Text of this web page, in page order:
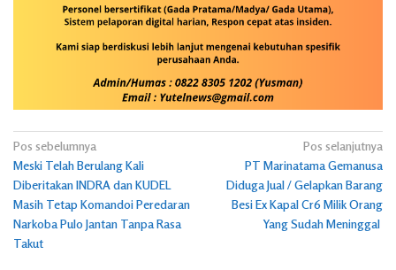
Navigasi
pos
Pos sebelumnya
Meski Telah Berulang Kali
Diberitakan INDRA dan KUDEL
Masih Tetap Komandoi Peredaran
Narkoba Pulo Jantan Tanpa Rasa
Takut
Pos selanjutnya
PT Marinatama Gemanusa
Diduga Jual / Gelapkan Barang
Besi Ex Kapal Cr6 Milik Orang
Yang Sudah Meninggal